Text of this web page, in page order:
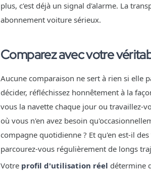
plus, c'est déjà un signal d'alarme. La
abonnement voiture sérieux.
Comparez avec votre
Aucune comparaison ne sert à rien si elle
décider, réfléchissez honnêtement à la
vous la navette chaque jour ou travaillez-
où vous n'en avez besoin
compagne quotidienne ? Et qu'en est-il
parcourez-vous régulièrement de longs
Votre profil d'utilisation réel détermine